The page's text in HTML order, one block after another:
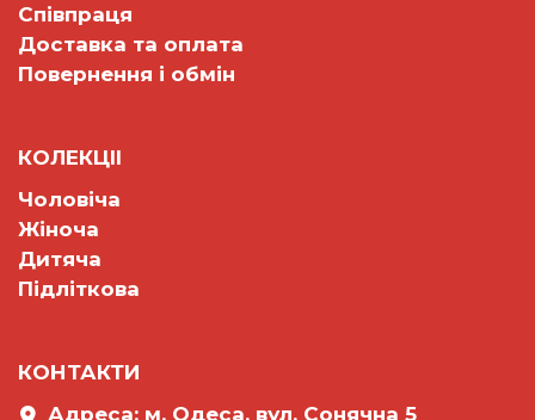
Співпраця
Доставка та оплата
Повернення і обмін
КОЛЕКЦII
Чоловіча
Жіноча
Дитяча
Підліткова
КОНТАКТИ
Адреса: м. Одеса, вул. Сонячна 5